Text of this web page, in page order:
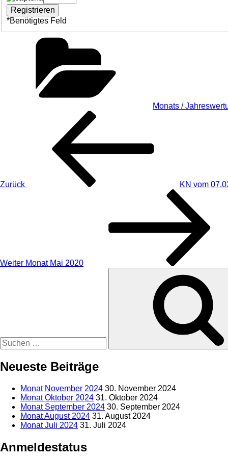
*Benötigtes Feld
Monats /
Beitragsnavigation
Zurück
KN vom
Weiter Monat Mai 2020
Neueste Beiträge
Monat November 2024 30. November 2024
Monat Oktober 2024 31. Oktober 2024
Monat September 2024 30. September 2024
Monat August 2024 31. August 2024
Monat Juli 2024 31. Juli 2024
Anmeldestatus